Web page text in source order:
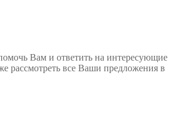
Вам и ответить на интересующие
рассмотреть все Ваши предложения в